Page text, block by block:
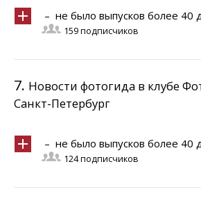
– не было выпусков более 40
159 подписчиков
7. Новости фотогида в клубе
Санкт-Петербург
– не было выпусков более 40
124 подписчиков